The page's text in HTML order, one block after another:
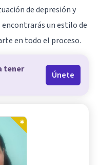
de depresión y
encontrarás un estilo de
en todo el proceso.
tener
Únete